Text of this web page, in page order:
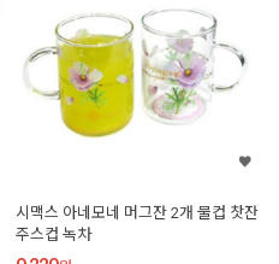
시맥스 아네모네 머그잔 2개 물컵 찻잔
주스컵 녹차